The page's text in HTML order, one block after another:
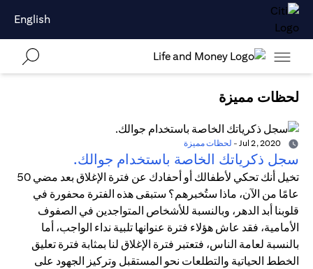
English
لحظات مميزة
- لحظات مميزة
سجل ذكرياتك الخاصة باستخدام جوالك.
تخيل أنك تحكي لأطفالك أو أحفادك عن فترة الإغلاق بعد مضي 50
عامًا من الآن، ماذا ستُخبرهم؟ ستبقى هذه الفترة محفورة في
قلوبنا أبد الدهر، وبالنسبة للأشخاص المتواجدين في الصفوف
الأمامية، فقد عاش هؤلاء فترة عنوانها تلبية نداء الواجب، أما
بالنسبة لعامة الناس، فتعتبر فترة الإغلاق لنا بمثابة فترة تعليق
الخطط الحياتية والتطلعات نحو المستقبل وتركيز الجهود على